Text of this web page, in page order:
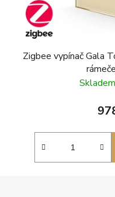
Zigbee vypínač Gala
Skladem